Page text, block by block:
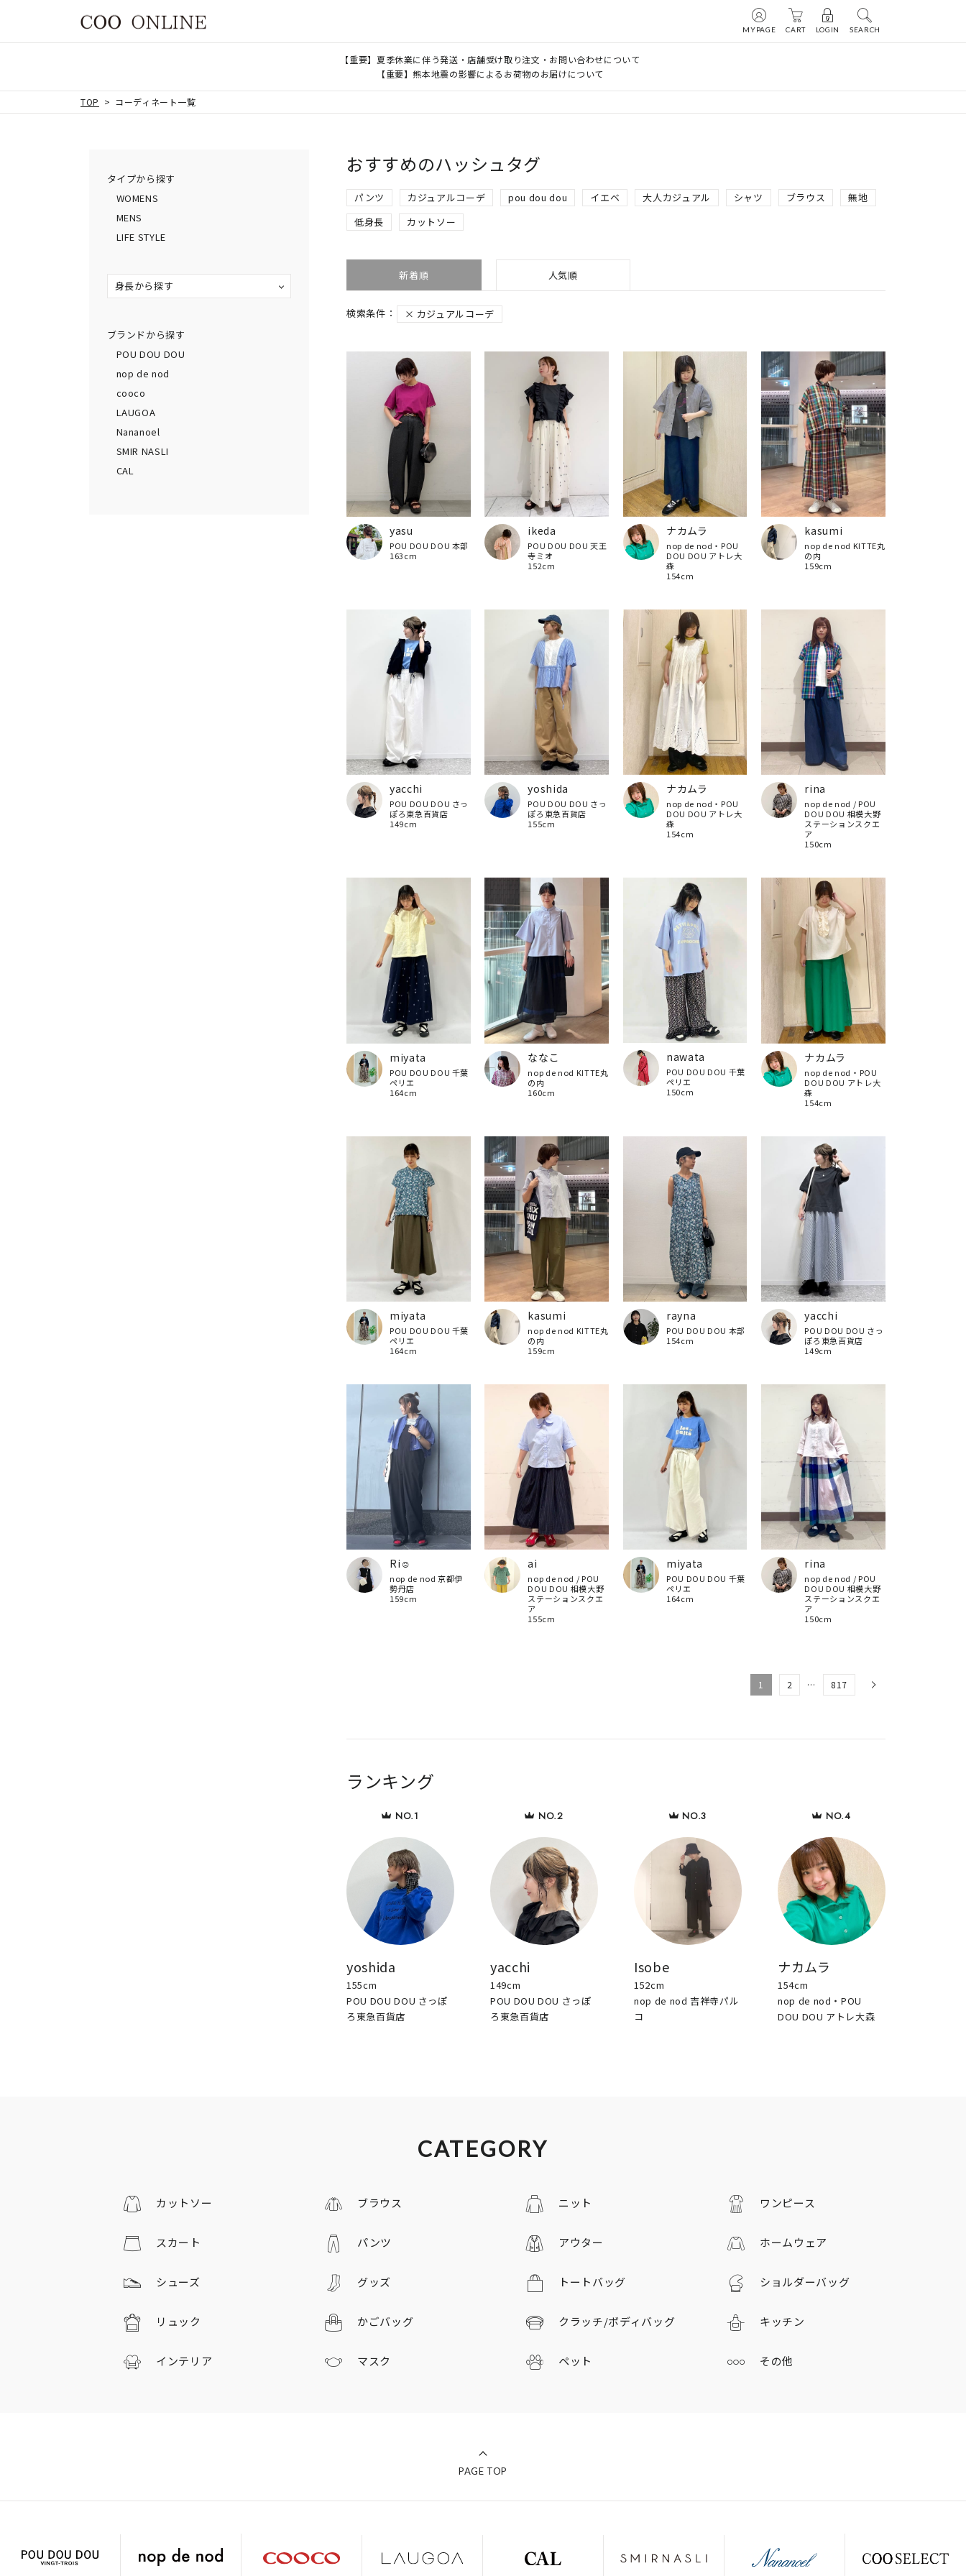
MYPAGE CART LOGIN SEARCH
【重要】夏季休業に伴う発送・店舗受け取り注文・お問い合わせについて
【重要】熊本地震の影響によるお荷物のお届けについて
TOP コーディネート一覧
タイプから探す
WOMENS
MENS
LIFE STYLE
身長から探す
ブランドから探す
POU DOU DOU
nop de nod
cooco
LAUGOA
Nananoel
SMIR NASLI
CAL
おすすめのハッシュタグ
パンツ カジュアルコーデ pou dou dou イエベ 大人カジュアル シャツ ブラウス
無地
低身長
カットソー
新着順 人気順
カジュアルコーデ
yasu
POU DOU DOU 本部
163cm
ikeda
POU DOU DOU 天王
寺ミオ
152cm
ナカムラ
nop de nod・POU
DOU DOU アトレ大
森
154cm
kasumi
nop de nod KITTE丸
の内
159cm
yacchi
POU DOU DOU さっ
ぽろ東急百貨店
149cm
yoshida
POU DOU DOU さっ
ぽろ東急百貨店
155cm
ナカムラ
nop de nod・POU
DOU DOU アトレ大
森
154cm
rina
nop de nod / POU
DOU DOU 相模大野
ステーションスクエ
ア
150cm
miyata
POU DOU DOU 千葉
ペリエ
164cm
ななこ
nop de nod KITTE丸
の内
160cm
nawata
POU DOU DOU 千葉
ペリエ
150cm
ナカムラ
nop de nod・POU
DOU DOU アトレ大
森
154cm
miyata
POU DOU DOU 千葉
ペリエ
164cm
kasumi
nop de nod KITTE丸
の内
159cm
rayna
POU DOU DOU 本部
154cm
yacchi
POU DOU DOU さっ
ぽろ東急百貨店
149cm
Ri☺︎
nop de nod 京都伊
勢丹店
159cm
ai
nop de nod / POU
DOU DOU 相模大野
ステーションスクエ
ア
155cm
miyata
POU DOU DOU 千葉
ペリエ
164cm
rina
nop de nod / POU
DOU DOU 相模大野
ステーションスクエ
ア
150cm
1 2 … 817
ランキング
yoshida
155cm
POU DOU DOU さっぽ
ろ東急百貨店
yacchi
149cm
POU DOU DOU さっぽ
ろ東急百貨店
Isobe
152cm
nop de nod 吉祥寺パル
コ
ナカムラ
154cm
nop de nod・POU
DOU DOU アトレ大森
CATEGORY
カットソー ブラウス ニット ワンピース
スカート パンツ アウター ホームウェア
シューズ グッズ トートバッグ ショルダーバッグ
リュック かごバッグ クラッチ/ボディバッグ キッチン
インテリア マスク ペット その他
PAGE TOP